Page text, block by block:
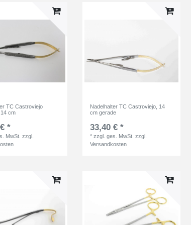
TC Castroviejo
cm
*
MwSt. zzgl.
Nadelhalter TC Castroviejo, 14
cm gerade
33,40 € *
*zzgl. ges. MwSt. zzgl.
Versandkosten